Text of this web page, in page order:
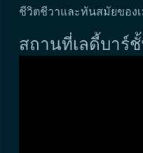
ชีวิตชีวาและทันสมัยของ
สถานที่เลดี้บาร์